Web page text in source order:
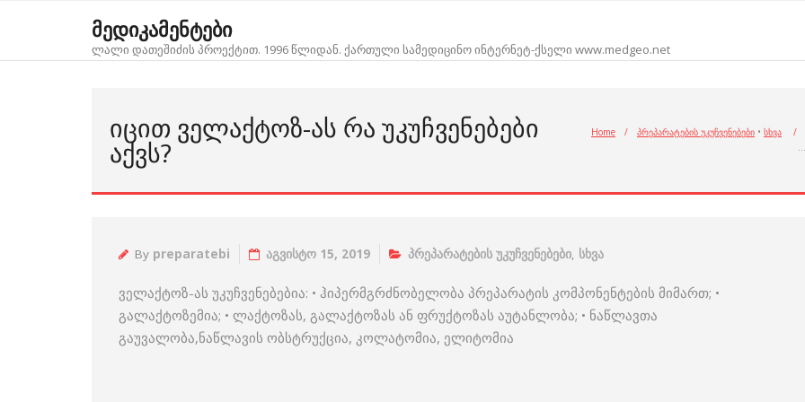
მედიკამენტები
ლალი დათეშიძის პროექტით. 1996 წლიდან. ქართული სამედიცინო ინტერნეტ-ქსელი www.medgeo.net
ᲘᲪᲘᲗ ᲕᲔᲚᲐᲥᲢᲝᲖ-ᲐᲡ ᲠᲐ ᲣᲙᲣᲩᲕᲔᲜᲔᲑᲔᲑᲘ
ᲐᲥᲕᲡ?
Home / პრეპარატების უკუჩვენებები • სხვა
/
…
By preparatebi აგვისტო 15, 2019 პრეპარატების უკუჩვენებები, სხვა
ველაქტოზ-ას უკუჩვენებებია: • ჰიპერმგრძნობელობა პრეპარატის კომპონენტების მიმართ; •
გალაქტოზემია; • ლაქტოზას, გალაქტოზას ან ფრუქტოზას აუტანლობა; • ნაწლავთა
გაუვალობა,ნაწლავის ობსტრუქცია, კოლატომია, ელიტომია